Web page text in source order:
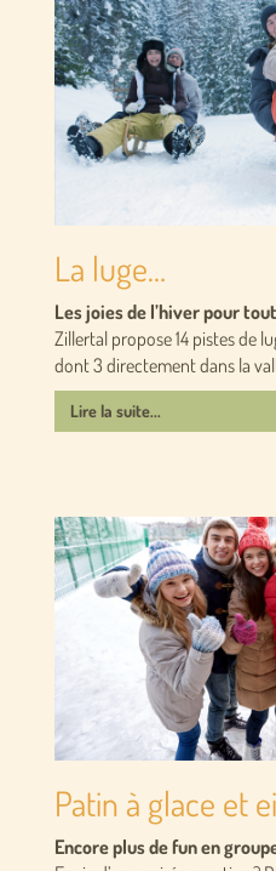
La luge…
Les joies de l’hiver pour
Zillertal propose 14 pistes de
dont 3 directement dans la
Lire la suite...
Patin à glace et
Encore plus de fun en